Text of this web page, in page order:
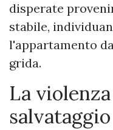
disperate
stabile,
l'appartamento
grida.
​La
salvataggio